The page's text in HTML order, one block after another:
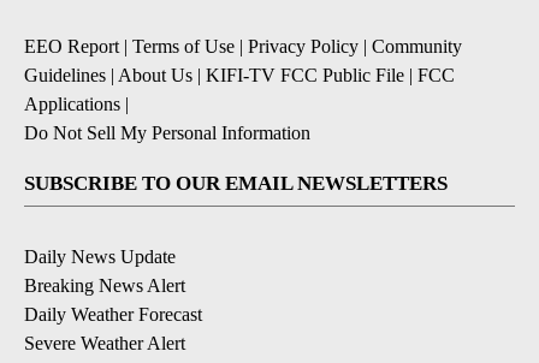
EEO Report| Terms of Use | Privacy Policy | Community
Guidelines | About Us | KIFI-TV FCC Public File | FCC
Applications |
Do Not Sell My Personal Information
SUBSCRIBE TO OUR EMAIL NEWSLETTERS
Daily News Update
Breaking News Alert
Daily Weather Forecast
Severe Weather Alert